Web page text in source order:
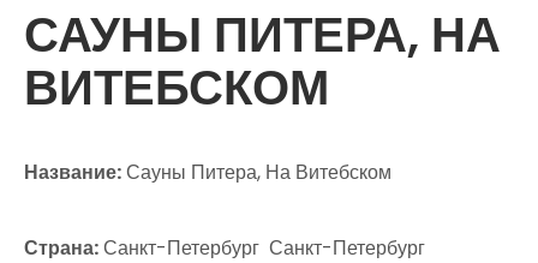
САУНЫ ПИТЕРА, НА
ВИТЕБСКОМ
Название:Сауны Питера, На Витебском
Страна:Санкт-Петербург Санкт-Петербург